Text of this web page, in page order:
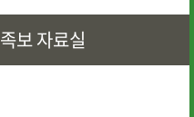
족보 자료실
· 상4대 신위
· 쌍청당과 대